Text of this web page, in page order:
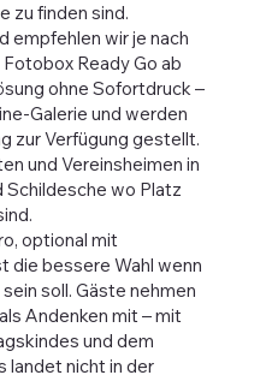
zu finden sind.
empfehlen wir je nach
Ready Go ab
ohne Sofortdruck –
Galerie und werden
zur Verfügung gestellt.
und Vereinsheimen in
wo Platz
optional mit
die bessere Wahl wenn
soll. Gäste nehmen
Andenken mit – mit
und dem
landet nicht in der